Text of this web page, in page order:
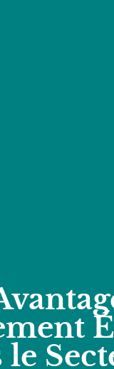
le